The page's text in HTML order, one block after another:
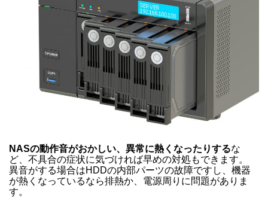
NASの動作音がおかしい、異常に熱くなったりするな
ど、不具合の症状に気づければ早めの対処もできます。
異音がする場合はHDDの内部パーツの故障ですし、機器
が熱くなっているなら排熱か、電源周りに問題がありま
す。